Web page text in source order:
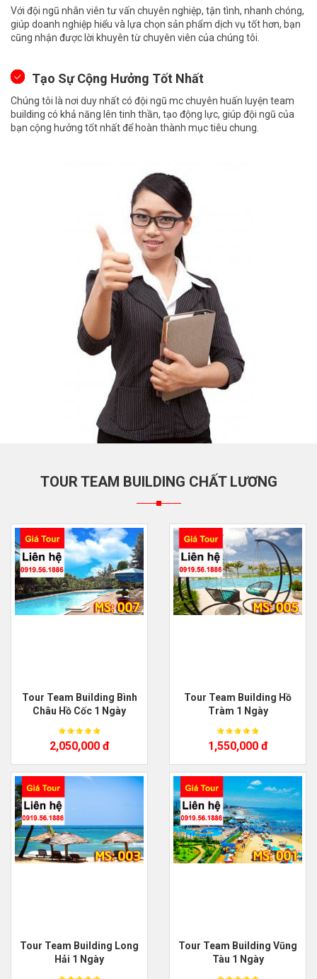
Với đội ngũ nhân viên tư vấn chuyên nghiệp, tận tình, nhanh chóng,
giúp doanh nghiệp hiểu và lựa chọn sản phẩm dịch vụ tốt hơn, bạn
cũng nhận được lời khuyên từ chuyên viên của chúng tôi.
Tạo Sự Cộng Hưởng Tốt Nhất
Chúng tôi là nơi duy nhất có đội ngũ mc chuyên huấn luyện team
building có khả năng lên tinh thần, tạo động lực, giúp đội ngũ của
bạn cộng hưởng tốt nhất để hoàn thành mục tiêu chung.
TOUR TEAM BUILDING CHẤT LƯƠNG
Tour Team Building Bình
Châu Hồ Cốc 1 Ngày
2,050,000 đ
Tour Team Building Hồ
Tràm 1 Ngày
1,550,000 đ
Tour Team Building Long
Hải 1 Ngày
Tour Team Building Vũng
Tàu 1 Ngày